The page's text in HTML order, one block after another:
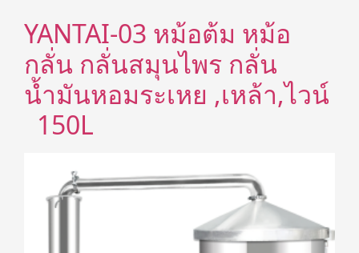
YANTAI-03 หม้อต้ม หม้อ
กลั่น กลั่นสมุนไพร กลั่น
น้ำมันหอมระเหย ,เหล้า,ไวน์
150L